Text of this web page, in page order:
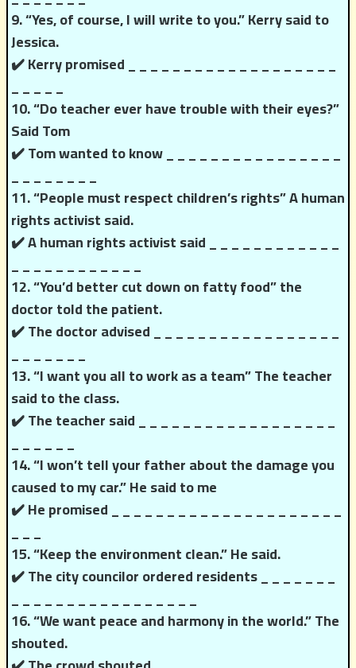
9. “Yes, of course, I will write to you.” Kerry said to
Jessica.
✔️ Kerry promised _ _ _ _ _ _ _ _ _ _ _ _ _ _ _ _ _ _ _
_ _ _ _ _
10. “Do teacher ever have trouble with their eyes?”
Said Tom
✔️ Tom wanted to know _ _ _ _ _ _ _ _ _ _ _ _ _ _ _ _
_ _ _ _ _ _ _ _
11. “People must respect children’s rights” A human
rights activist said.
✔️ A human rights activist said _ _ _ _ _ _ _ _ _ _ _ _
_ _ _ _ _ _ _ _ _ _ _ _
12. “You’d better cut down on fatty food” the
doctor told the patient.
✔️ The doctor advised _ _ _ _ _ _ _ _ _ _ _ _ _ _ _ _ _
_ _ _ _ _ _ _
13. “I want you all to work as a team” The teacher
said to the class.
✔️ The teacher said _ _ _ _ _ _ _ _ _ _ _ _ _ _ _ _ _ _
_ _ _ _ _ _
14. “I won’t tell your father about the damage you
caused to my car.” He said to me
✔️ He promised _ _ _ _ _ _ _ _ _ _ _ _ _ _ _ _ _ _ _ _ _
_ _ _
15. “Keep the environment clean.” He said.
✔️ The city councilor ordered residents _ _ _ _ _ _ _
_ _ _ _ _ _ _ _ _ _ _ _ _ _ _ _ _
16. “We want peace and harmony in the world.” The
shouted.